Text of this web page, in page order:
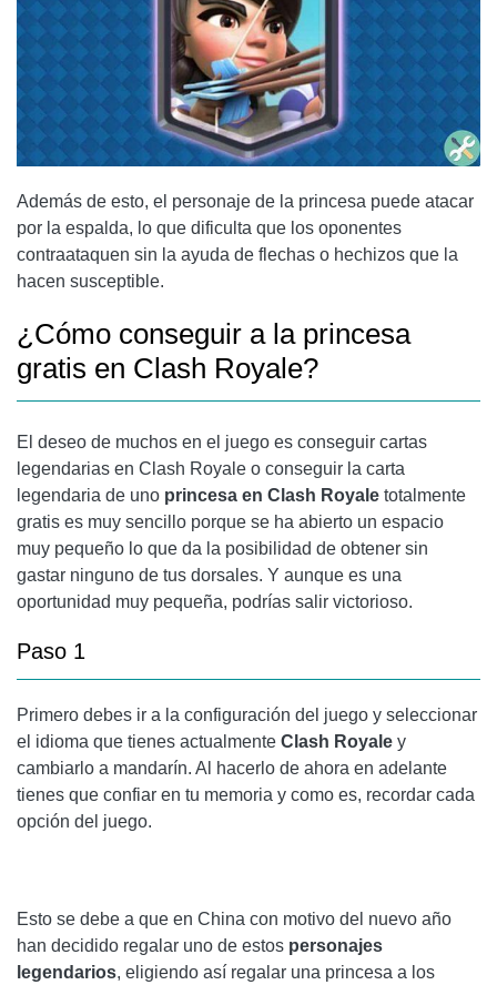
Además de esto, el personaje de la princesa puede atacar
por la espalda, lo que dificulta que los oponentes
contraataquen sin la ayuda de flechas o hechizos que la
hacen susceptible.
¿Cómo conseguir a la princesa
gratis en Clash Royale?
El deseo de muchos en el juego es conseguir cartas
legendarias en Clash Royale o conseguir la carta
legendaria de uno princesa en Clash Royale totalmente
gratis es muy sencillo porque se ha abierto un espacio
muy pequeño lo que da la posibilidad de obtener sin
gastar ninguno de tus dorsales. Y aunque es una
oportunidad muy pequeña, podrías salir victorioso.
Paso 1
Primero debes ir a la configuración del juego y seleccionar
el idioma que tienes actualmente Clash Royale y
cambiarlo a mandarín. Al hacerlo de ahora en adelante
tienes que confiar en tu memoria y como es, recordar cada
opción del juego.
Esto se debe a que en China con motivo del nuevo año
han decidido regalar uno de estos personajes
legendarios, eligiendo así regalar una princesa a los